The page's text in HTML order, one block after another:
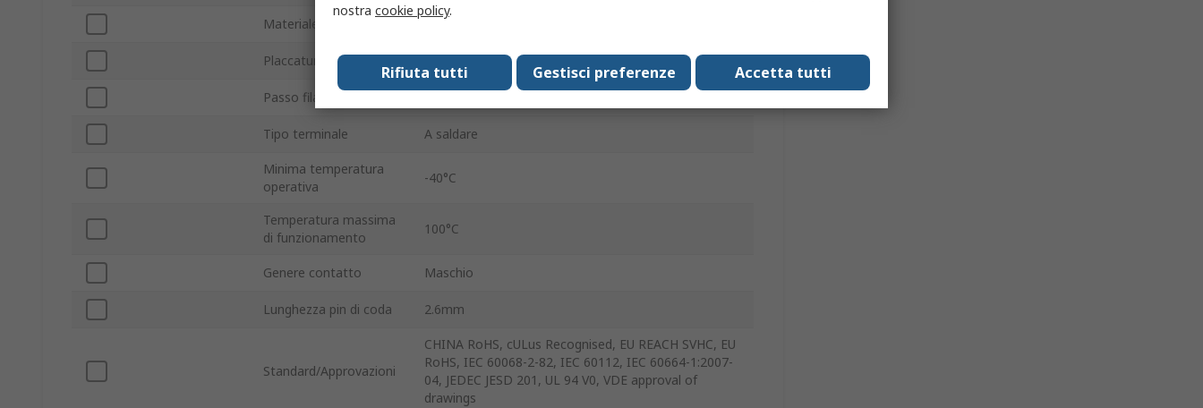
Materiale contatti Lega di rame
Placcatura contatti
Passo fila
Tipo terminale A saldare
Minima temperatura
operativa
-40°C
Temperatura massima
di funzionamento
100°C
Genere contatto Maschio
Lunghezza pin di coda 2.6mm
Standard/Approvazioni
CHINA RoHS, cULus Recognised, EU REACH SVHC, EU
RoHS, IEC 60068-2-82, IEC 60112, IEC 60664-1:2007-
04, JEDEC JESD 201, UL 94 V0, VDE approval of
drawings
nostra cookie policy.
Accetta tutti
Gestisci preferenze
Rifiuta tutti